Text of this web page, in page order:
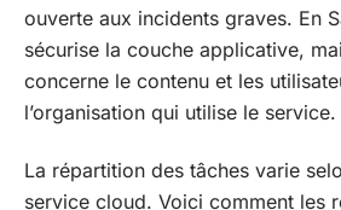
ouverte aux incidents graves. En
sécurise la couche applicative,
concerne le contenu et les
l’organisation qui utilise le service.
La répartition des tâches varie
service cloud. Voici comment les